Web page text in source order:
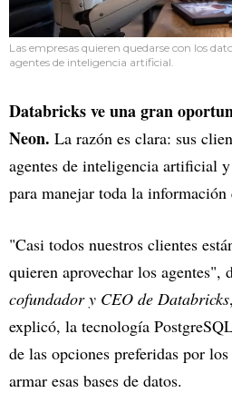
Las empresas quieren quedarse con los
agentes de inteligencia artificial.
Databricks ve una gran
Neon. La razón es clara: sus
agentes de inteligencia artificial y
para manejar toda la
"Casi todos nuestros clientes
quieren aprovechar los agentes",
cofundador y CEO de Databricks
explicó, la tecnología
de las opciones preferidas por
armar esas bases de datos.